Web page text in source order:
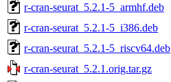
r-cran-seurat_5.2.1-5_armhf.deb
r-cran-seurat_5.2.1-5_i386.deb
r-cran-seurat_5.2.1-5_riscv64.deb
r-cran-seurat_5.2.1.orig.tar.gz